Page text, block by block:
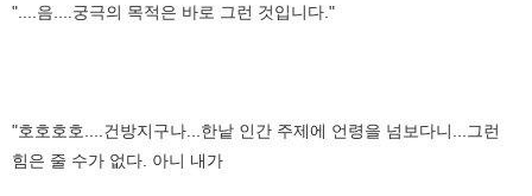
"....음....궁극의 목적은 바로 그런 것입니다."
"호호호호....건방지구나...한낱 인간 주제에 언령을 넘보다니...그런
힘은 줄 수가 없다. 아니 내가